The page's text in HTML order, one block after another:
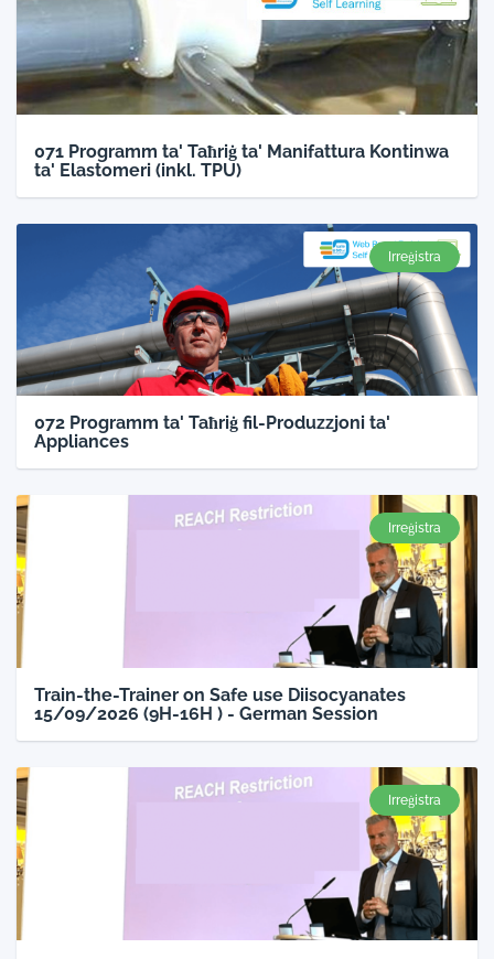
071 Programm ta' Taħriġ ta' Manifattura Kontinwa
ta' Elastomeri (inkl. TPU)
Irreġistra
072 Programm ta' Taħriġ fil-Produzzjoni ta'
Appliances
Irreġistra
Train-the-Trainer on Safe use Diisocyanates
15/09/2026 (9H-16H ) - German Session
Irreġistra